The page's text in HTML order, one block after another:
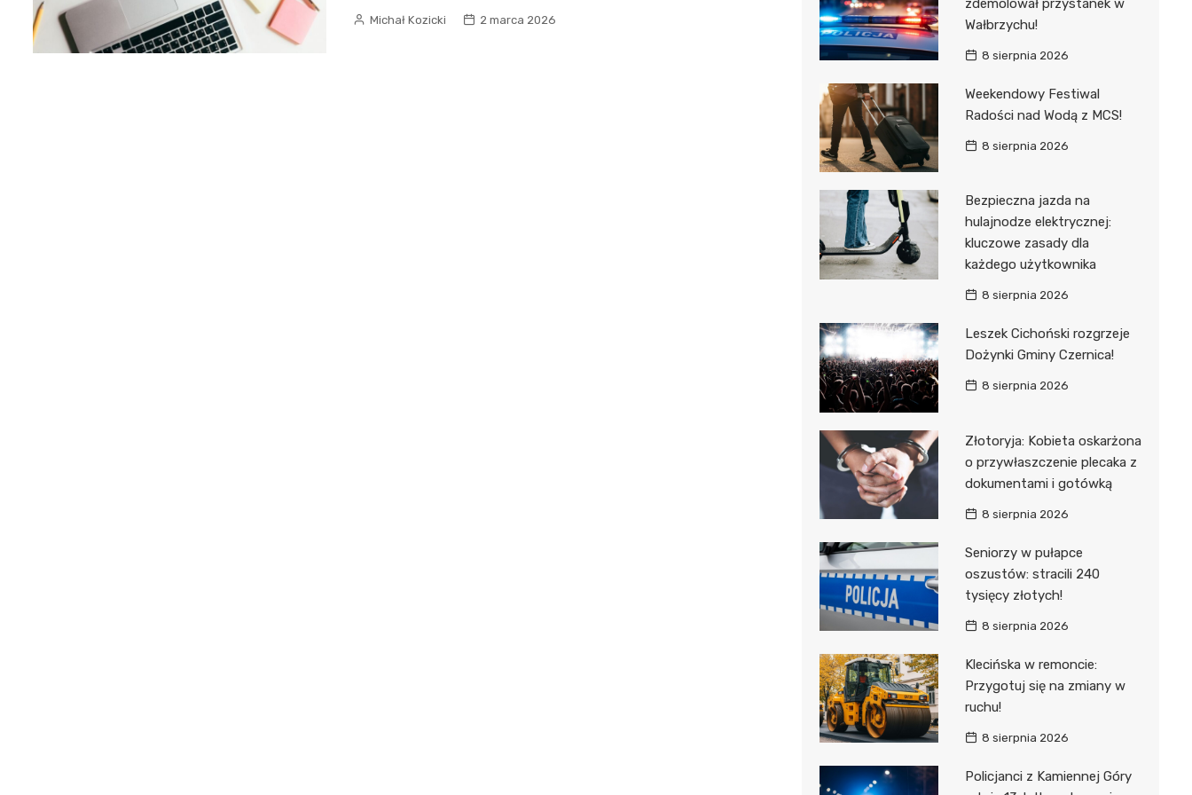
Michał Kozicki 2 marca 2026
zdemolował przystanek w
Wałbrzychu!
8 sierpnia 2026
Weekendowy Festiwal
Radości nad Wodą z MCS!
8 sierpnia 2026
Bezpieczna jazda na
hulajnodze elektrycznej:
kluczowe zasady dla
każdego użytkownika
8 sierpnia 2026
Leszek Cichoński rozgrzeje
Dożynki Gminy Czernica!
8 sierpnia 2026
Złotoryja: Kobieta oskarżona
o przywłaszczenie plecaka z
dokumentami i gotówką
8 sierpnia 2026
Seniorzy w pułapce
oszustów: stracili 240
tysięcy złotych!
8 sierpnia 2026
Klecińska w remoncie:
Przygotuj się na zmiany w
ruchu!
8 sierpnia 2026
Policjanci z Kamiennej Góry